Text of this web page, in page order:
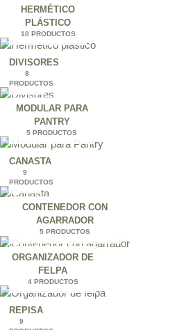
HERMÉTICO
PLÁSTICO
10 PRODUCTOS
DIVISORES
8
PRODUCTOS
MODULAR PARA
PANTRY
5 PRODUCTOS
CANASTA
9
PRODUCTOS
CONTENEDOR CON
AGARRADOR
5 PRODUCTOS
ORGANIZADOR DE
FELPA
4 PRODUCTOS
REPISA
9